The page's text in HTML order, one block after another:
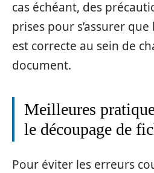
cas échéant, des
prises pour s’assurer
est correcte au sein de
document.
Meilleures
le découpage de
Pour éviter les erreurs